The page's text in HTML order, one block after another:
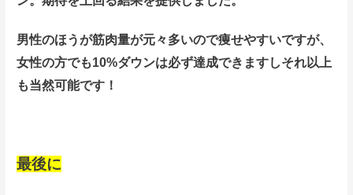
男性のほうが筋肉量が元々多いので痩せやすいですが、
女性の方でも10%ダウンは必ず達成できますしそれ以上
も当然可能です！
最後に